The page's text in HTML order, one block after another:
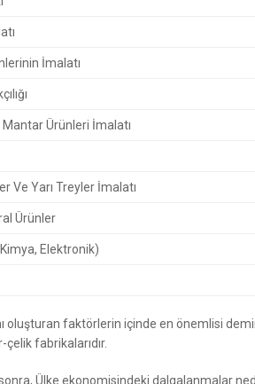
İmalatı
Ürünleri İmalatı
Ve Yarı Treyler İmalatı
Ürünler
Elektronik)
oluşturan faktörlerin içinde en önemlisi
fabrikalarıdır.
Ülke ekonomisindeki dalgalanmalar